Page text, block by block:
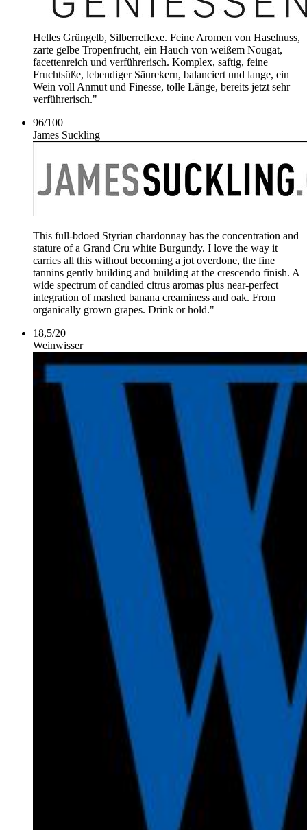
Helles Grüngelb, Silberreflexe. Feine Aromen von Haselnuss,
zarte gelbe Tropenfrucht, ein Hauch von weißem Nougat,
facettenreich und verführerisch. Komplex, saftig, feine
Fruchtsüße, lebendiger Säurekern, balanciert und lange, ein
Wein voll Anmut und Finesse, tolle Länge, bereits jetzt sehr
verführerisch."
96/100
James Suckling
This full-bdoed Styrian chardonnay has the concentration and
stature of a Grand Cru white Burgundy. I love the way it
carries all this without becoming a jot overdone, the fine
tannins gently building and building at the crescendo finish. A
wide spectrum of candied citrus aromas plus near-perfect
integration of mashed banana creaminess and oak. From
organically grown grapes. Drink or hold."
18,5/20
Weinwisser